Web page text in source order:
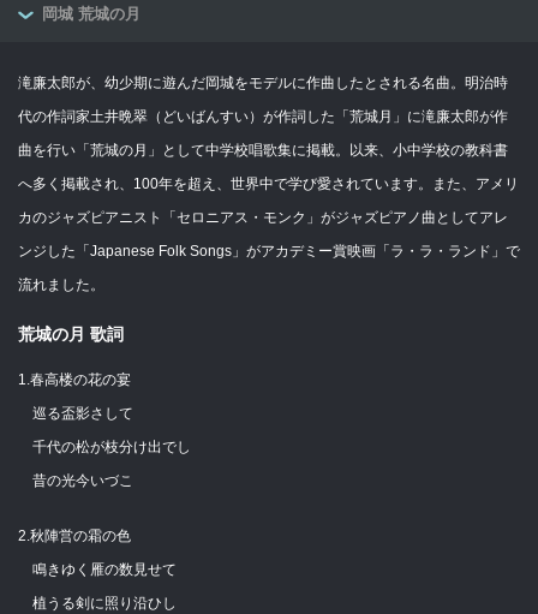
岡城 荒城の月
滝廉太郎が、幼少期に遊んだ岡城をモデルに作曲したとされる名曲。明治時
代の作詞家土井晩翠（どいばんすい）が作詞した「荒城月」に滝廉太郎が作
曲を行い「荒城の月」として中学校唱歌集に掲載。以来、小中学校の教科書
へ多く掲載され、100年を超え、世界中で学び愛されています。また、アメリ
カのジャズピアニスト「セロニアス・モンク」がジャズピアノ曲としてアレ
ンジした「Japanese Folk Songs」がアカデミー賞映画「ラ・ラ・ランド」で
流れました。
荒城の月 歌詞
1.春高楼の花の宴
巡る盃影さして
千代の松が枝分け出でし
昔の光今いづこ
2.秋陣営の霜の色
鳴きゆく雁の数見せて
植うる剣に照り沿ひし